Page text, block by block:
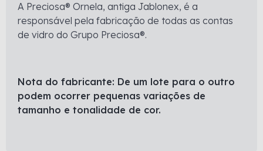
A Preciosa® Ornela, antiga Jablonex, é a
responsável pela fabricação de todas as contas
de vidro do Grupo Preciosa®.
Nota do fabricante: De um lote para o outro
podem ocorrer pequenas variações de
tamanho e tonalidade de cor.